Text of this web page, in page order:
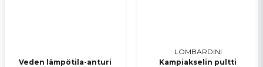
Veden lämpötila-anturi
LOMBARDINI
Kampiakselin pultti